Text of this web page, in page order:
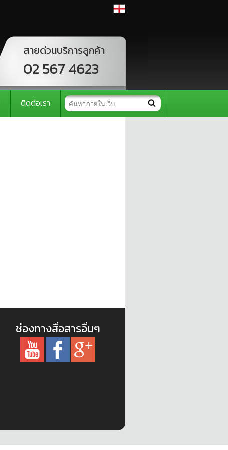
สายด่วนบริการลูกค้า
02 567 4623
ติดต่อเรา
ช่องทางสื่อสารอื่นๆ